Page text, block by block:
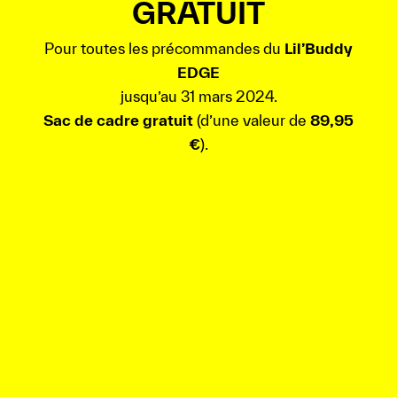
GRATUIT
Pour toutes les précommandes du Lil’Buddy
EDGE
jusqu’au 31 mars 2024.
Sac de cadre gratuit (d’une valeur de 89,95
€).